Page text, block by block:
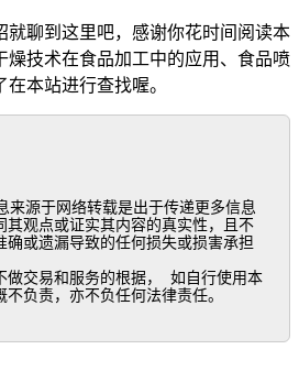
就聊到这里吧，感谢你花时间阅读本
燥技术在食品加工中的应用、食品喷
本站进行查找喔。
来源于网络转载是出于传递更多信息
其观点或证实其内容的真实性，且不
确或遗漏导致的任何损失或损害承担
做交易和服务的根据， 如自行使用本
负责，亦不负任何法律责任。